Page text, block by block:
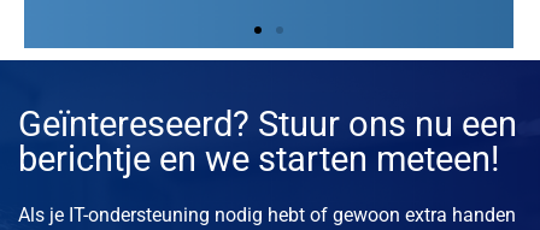
oplost, niet meer of minder
de volle 100% of we bemoeien ons niet met jullie als je
Geïntereseerd? Stuur ons nu een
berichtje en we starten meteen!
Als je IT-ondersteuning nodig hebt of gewoon extra handen